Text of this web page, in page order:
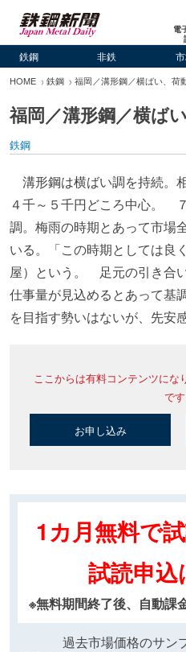
電
鉄鋼 非鉄
HOME 鉄鋼 福岡／溝形鋼／横ばい、荷
福岡／溝形鋼／横ば
鉄鋼
溝形鋼は横ばい調を持続。
４千～５千円どころ中心。
調。梅雨の時期とあって市場
いる。「この時期としては良
屋）という。 足元の引き合
仕事量が見込めるとあって基
を目指す勢いはないが、先安
ここからは有料コンテンツにな
です
お申し込み
1カ月無料で
試読申込
※無料期間終了後、自動課
過去市場価格のサン